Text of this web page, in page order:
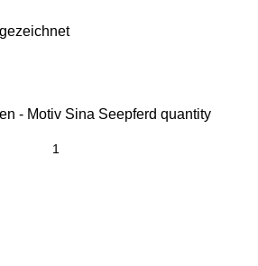
- Motiv Sina Seepferd quantity